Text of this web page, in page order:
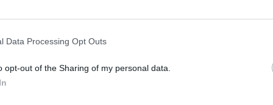
Data Processing Opt Outs
opt-out of the Sharing of my personal data.